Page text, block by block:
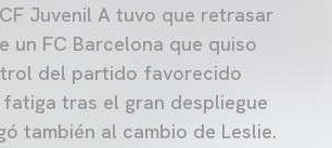
Juvenil A tuvo que retrasar
un FC Barcelona que quiso
del partido favorecido
tras el gran despliegue
también al cambio de Leslie.